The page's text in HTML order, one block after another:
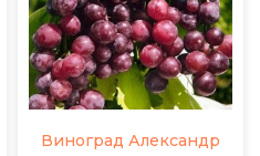
Виноград Александр